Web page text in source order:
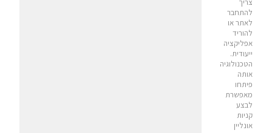
צריך
להתחבר
לאתר או
להוריד
אפליקציה
ייעודית.
הטכנולוגיה
אותה
פיתחו
מאפשרת
לבצע
קניות
אונליין